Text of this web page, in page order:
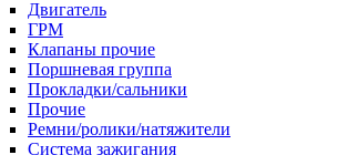
Двигатель
ГРМ
Клапаны прочие
Поршневая группа
Прокладки/сальники
Прочие
Ремни/ролики/натяжители
Система зажигания